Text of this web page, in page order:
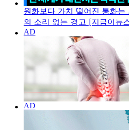
원화보다 가치 떨어진 통화는
의 소리 없는 경고 [지금이뉴